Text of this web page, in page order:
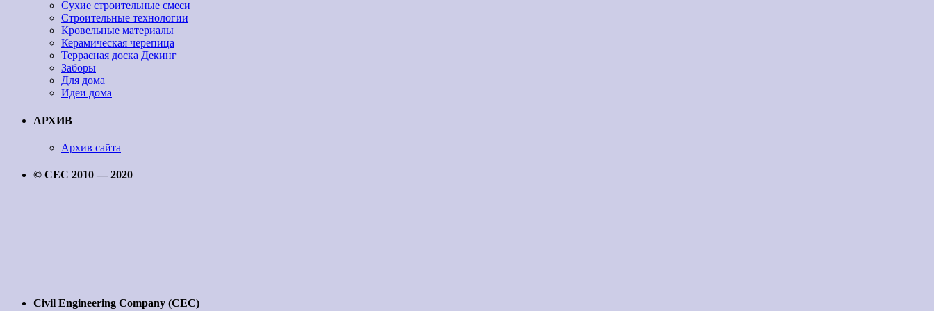
Сухие строительные смеси
Строительные технологии
Кровельные материалы
Керамическая черепица
Террасная доска Декинг
Заборы
Для дома
Идеи дома
АРХИВ
Архив сайта
© CEC 2010 — 2020
Civil Engineering Company (CEC)